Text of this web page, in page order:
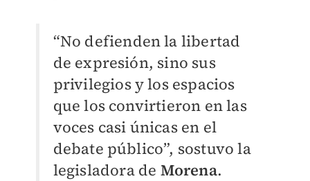
“No defienden la libertad
de expresión, sino sus
privilegios y los espacios
que los convirtieron en las
voces casi únicas en el
debate público”, sostuvo la
legisladora de Morena.